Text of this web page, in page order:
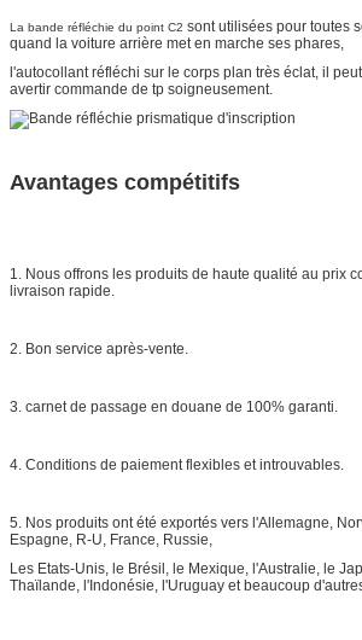
La bande réfléchie du point C2 sont utilisées pour toutes
quand la voiture arrière met en marche ses phares,
l'autocollant réfléchi sur le corps plan très éclat, il
avertir commande de tp soigneusement.
Avantages compétitifs
1. Nous offrons les produits de haute qualité au prix
livraison rapide.
2. Bon service après-vente.
3. carnet de passage en douane de 100% garanti.
4. Conditions de paiement flexibles et introuvables.
5. Nos produits ont été exportés vers l'Allemagne,
Espagne, R-U, France, Russie,
Les Etats-Unis, le Brésil, le Mexique, l'Australie, le
Thaïlande, l'Indonésie, l'Uruguay et beaucoup